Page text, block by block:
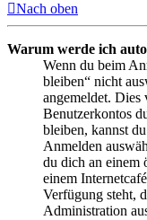
Nach oben
Warum werde ich
Wenn du beim
bleiben“ nicht
angemeldet. Dies
Benutzerkontos
bleiben, kannst
Anmelden
du dich an einem
einem
Verfügung steht,
Administration